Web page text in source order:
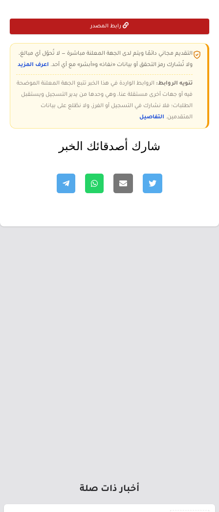
رابط المصدر
التقديم مجاني دائمًا ويتم لدى الجهة المعلنة مباشرة — لا تُحوّل أي مبالغ،
ولا تُشارك رمز التحقق أو بيانات «نفاذ» و«أبشر» مع أي أحد. اعرف المزيد
تنويه الروابط: الروابط الواردة في هذا الخبر تتبع الجهة المعلنة الموضحة
فيه أو جهات أخرى مستقلة عنا، وهي وحدها من يدير التسجيل ويستقبل
الطلبات؛ فلا نشارك في التسجيل أو الفرز، ولا نطّلع على بيانات
المتقدمين. التفاصيل
شارك أصدقائك الخبر
أخبار ذات صلة